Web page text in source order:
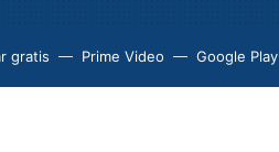
gratis Prime Video Google Play